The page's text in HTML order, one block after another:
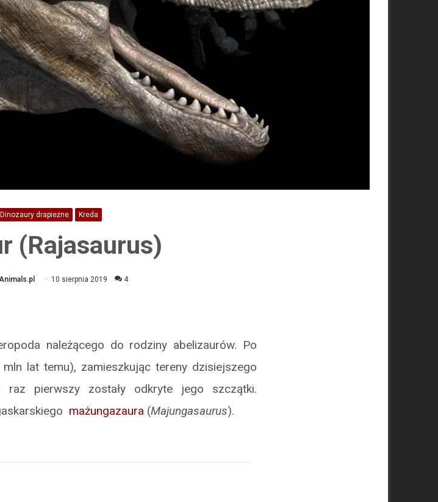
Dinozaury drapieżne Kreda
(Rajasaurus)
10 sierpnia 2019 4
należącego do rodziny abelizaurów. Po
lat temu), zamieszkując tereny dzisiejszego
raz pierwszy zostały odkryte jego szczątki.
mażungazaura (Majungasaurus).